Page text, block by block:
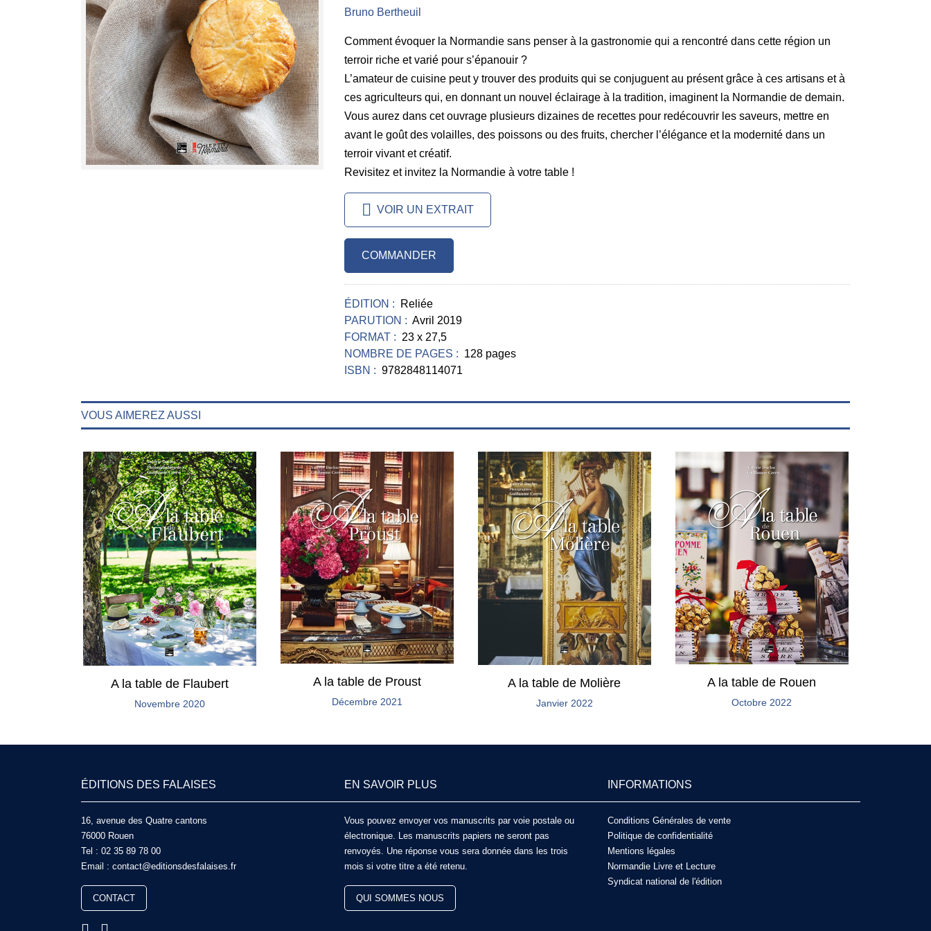
Bruno Bertheuil
Comment évoquer la Normandie sans penser à la gastronomie qui a rencontré dans cette région un
terroir riche et varié pour s’épanouir ?
L’amateur de cuisine peut y trouver des produits qui se conjuguent au présent grâce à ces artisans et à
ces agriculteurs qui, en donnant un nouvel éclairage à la tradition, imaginent la Normandie de demain.
Vous aurez dans cet ouvrage plusieurs dizaines de recettes pour redécouvrir les saveurs, mettre en
avant le goût des volailles, des poissons ou des fruits, chercher l’élégance et la modernité dans un
terroir vivant et créatif.
Revisitez et invitez la Normandie à votre table !
VOIR UN EXTRAIT
COMMANDER
ÉDITION :
Reliée
PARUTION : Avril 2019
FORMAT : 23 x 27,5
NOMBRE DE PAGES : 128 pages
ISBN : 9782848114071
VOUS AIMEREZ AUSSI
A la table de Flaubert
Novembre 2020
A la table de Proust
Décembre 2021
A la table de Molière
Janvier 2022
A la table de Rouen
Octobre 2022
ÉDITIONS DES FALAISES
16, avenue des Quatre cantons
76000 Rouen
Tel : 02 35 89 78 00
Email : contact@editionsdesfalaises.fr
CONTACT
EN SAVOIR PLUS
Vous pouvez envoyer vos manuscrits par voie postale ou
électronique. Les manuscrits papiers ne seront pas
renvoyés. Une réponse vous sera donnée dans les trois
mois si votre titre a été retenu.
QUI SOMMES NOUS
INFORMATIONS
Conditions Générales de vente
Politique de confidentialité
Mentions légales
Normandie Livre et Lecture
Syndicat national de l'édition